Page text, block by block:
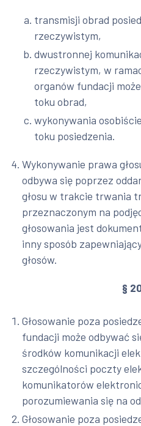
transmisji obrad
rzeczywistym,
dwustronnej
rzeczywistym, w
organów fundacji
toku obrad,
wykonywania
toku posiedzenia.
Wykonywanie prawa
odbywa się poprzez
głosu w trakcie trwania
przeznaczonym na
głosowania jest
inny sposób
głosów.
§
Głosowanie poza
fundacji może odbywać
środków komunikacji
szczególności poczty
komunikatorów
porozumiewania się na
Głosowanie poza